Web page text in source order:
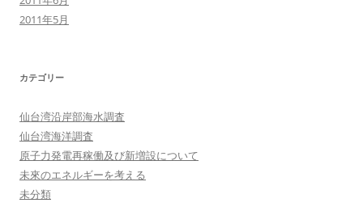
2011年5月
カテゴリー
仙台湾沿岸部海水調査
仙台湾海洋調査
原子力発電再稼働及び新増設について
未來のエネルギーを考える
未分類